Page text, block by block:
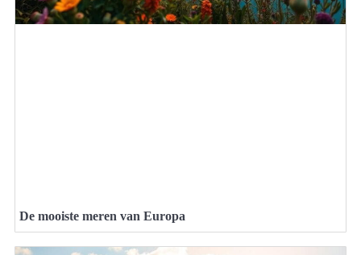
De mooiste meren van Europa